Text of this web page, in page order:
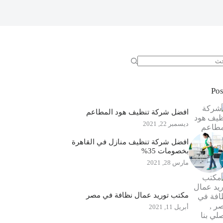
افضل شركة تنظيف هود المطاعم
ديسمبر 22, 2021
افضل شركة تنظيف منازل في القاهرة
بخصومات 35%
مارس 28, 2021
مكتب توريد عمال نظافة في مصر
أبريل 11, 2021